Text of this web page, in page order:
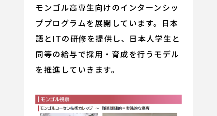
モンゴル高専生向けのインターンシッ
ププログラムを展開しています。日本
語とITの研修を提供し、日本人学生と
同等の給与で採用・育成を行うモデル
を推進していきます。